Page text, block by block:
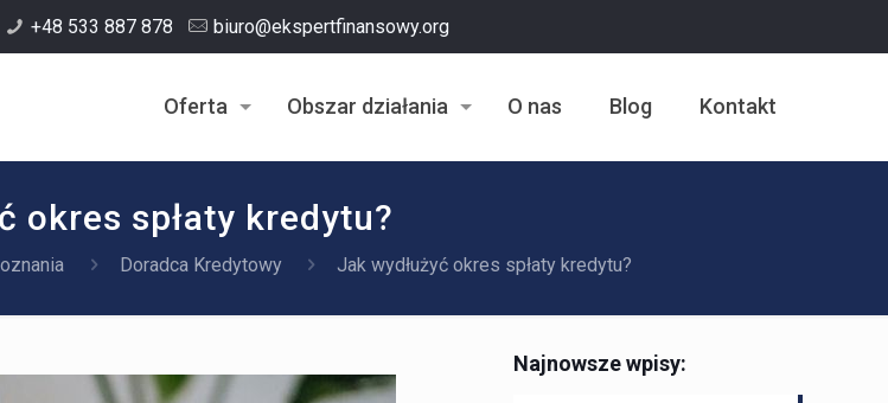
+48 533 887 878 biuro@ekspertfinansowy.org
Oferta Obszar działania O nas Blog Kontakt
okres spłaty kredytu?
Doradca Kredytowy Jak wydłużyć okres spłaty kredytu?
Najnowsze wpisy: